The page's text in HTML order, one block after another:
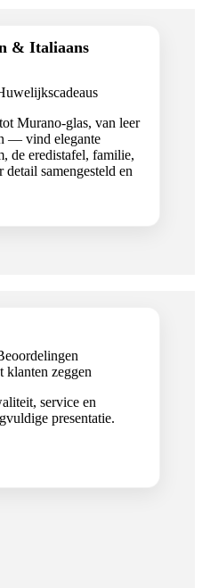
& Italiaans
Murano-glas, van leer
— vind elegante
de eredistafel, familie,
samengesteld en
klanten zeggen
service en
presentatie.